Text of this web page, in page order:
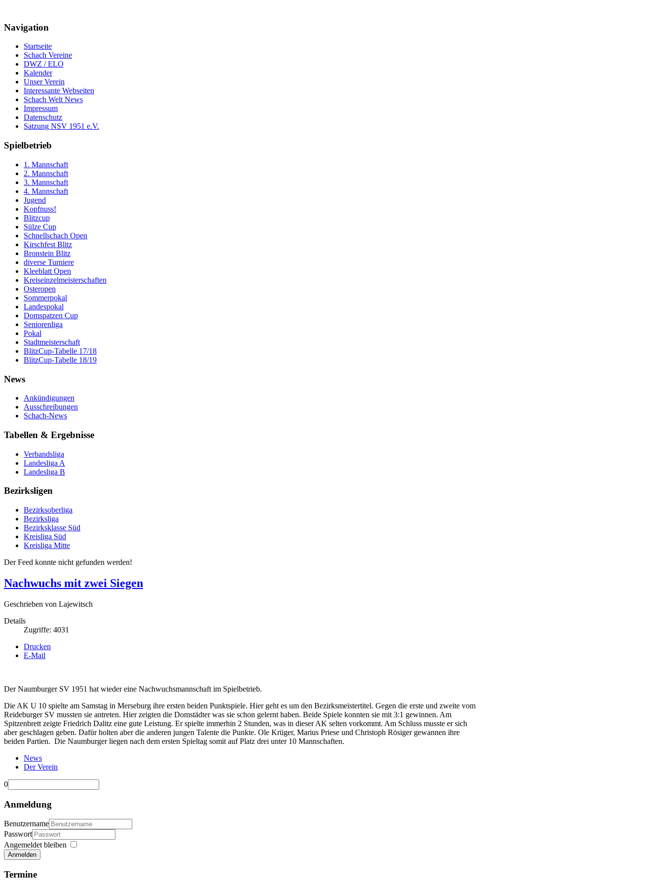
Navigation
Startseite
Schach Vereine
DWZ / ELO
Kalender
Unser Verein
Interessante Webseiten
Schach Welt News
Impressum
Datenschutz
Satzung NSV 1951 e.V.
Spielbetrieb
1. Mannschaft
2. Mannschaft
3. Mannschaft
4. Mannschaft
Jugend
Kopfnuss!
Blitzcup
Sülze Cup
Schnellschach Open
Kirschfest Blitz
Bronstein Blitz
diverse Turniere
Kleeblatt Open
Kreiseinzelmeisterschaften
Osteropen
Sommerpokal
Landespokal
Domspatzen Cup
Seniorenliga
Pokal
Stadtmeisterschaft
BlitzCup-Tabelle 17/18
BlitzCup-Tabelle 18/19
News
Ankündigungen
Ausschreibungen
Schach-News
Tabellen & Ergebnisse
Verbandsliga
Landesliga A
Landesliga B
Bezirksligen
Bezirksoberliga
Bezirksliga
Bezirksklasse Süd
Kreisliga Süd
Kreisliga Mitte
Der Feed konnte nicht gefunden werden!
Nachwuchs mit zwei Siegen
Geschrieben von Lajewitsch
Details
Zugriffe: 4031
Drucken
E-Mail
Der Naumburger SV 1951 hat wieder eine Nachwuchsmannschaft im Spielbetrieb.
Die AK U 10 spielte am Samstag in Merseburg ihre ersten beiden Punktspiele. Hier geht es um den Bezirksmeistertitel. Gegen die erste und zweite vom
Reideburger SV mussten sie antreten. Hier zeigten die Domstädter was sie schon gelernt haben. Beide Spiele konnten sie mit 3:1 gewinnen. Am
Spitzenbrett zeigte Friedrich Dalitz eine gute Leistung. Er spielte immerhin 2 Stunden, was in dieser AK selten vorkommt. Am Schluss musste er sich
aber geschlagen geben. Dafür holten aber die anderen jungen Talente die Punkte. Ole Krüger, Marius Priese und Christoph Rösiger gewannen ihre
beiden Partien. Die Naumburger liegen nach dem ersten Spieltag somit auf Platz drei unter 10 Mannschaften.
News
Der Verein
0
Anmeldung
Benutzername
Passwort
Angemeldet bleiben
Anmelden
Termine